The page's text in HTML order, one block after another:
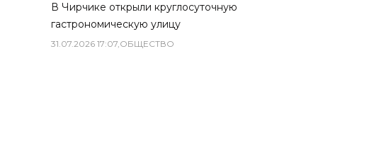
В Чирчике открыли круглосуточную
гастрономическую улицу
31.07.2026 17:07,ОБЩЕСТВО